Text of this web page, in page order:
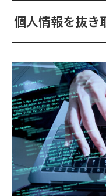
個人情報を抜き